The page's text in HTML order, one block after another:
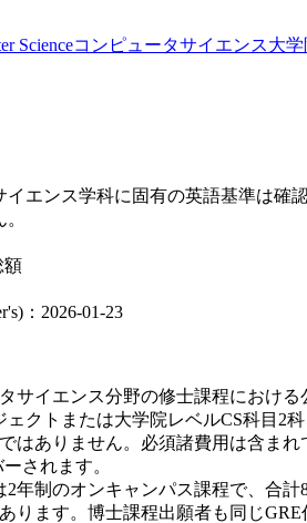
Scienceコンピュータサイエンス大
イエンス学科に固有の英語基準は確
額
：2026-01-23
サイエンス分野の修士課程におけ
クトまたは大学院レベルCS科目2
はありません。必須諸費用は含ま
されます。
2年制のオンキャンパス課程で、合
ります。博士課程出願者も同じ